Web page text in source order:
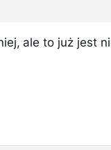
ale to już jest